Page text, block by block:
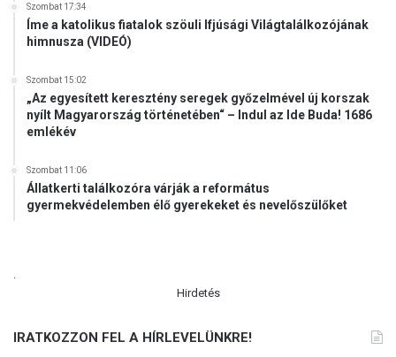
Szombat 17:34
Íme a katolikus fiatalok szöuli Ifjúsági Világtalálkozójának
himnusza (VIDEÓ)
Szombat 15:02
„Az egyesített keresztény seregek győzelmével új korszak
nyílt Magyarország történetében“ – Indul az Ide Buda! 1686
emlékév
Szombat 11:06
Állatkerti találkozóra várják a református
gyermekvédelemben élő gyerekeket és nevelőszülőket
Hirdetés
IRATKOZZON FEL A HÍRLEVELÜNKRE!